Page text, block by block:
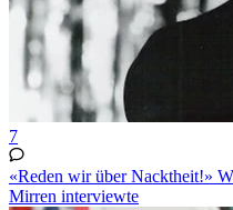
7
«Reden wir über Nacktheit!»
Mirren interviewte